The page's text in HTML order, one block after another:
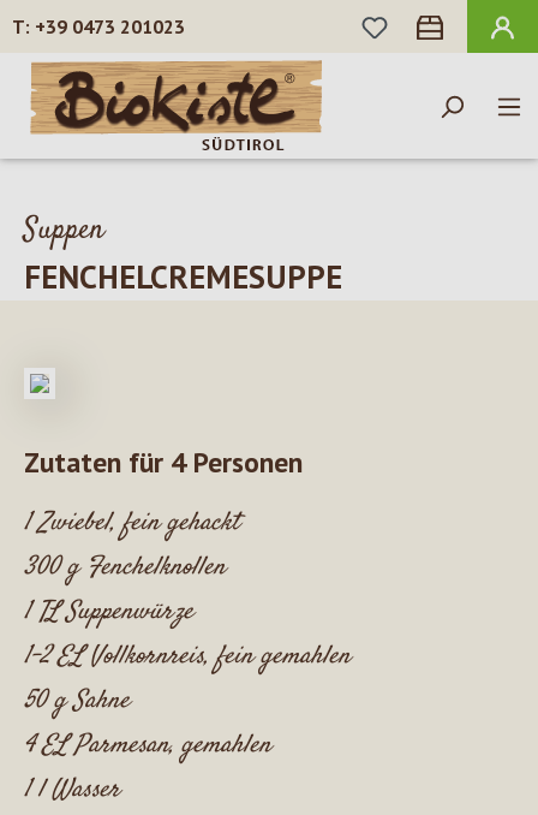
Zum Hauptinhalt springen
+39 0473 201023
DU HAST 0
Suppen
FENCHELCREMESUPPE
Zutaten für 4 Personen
1 Zwiebel, fein gehackt
300 g Fenchelknollen
1 TL Suppenwürze
1-2 EL Vollkornreis, fein gemahlen
50 g Sahne
4 EL Parmesan, gemahlen
1 l Wasser